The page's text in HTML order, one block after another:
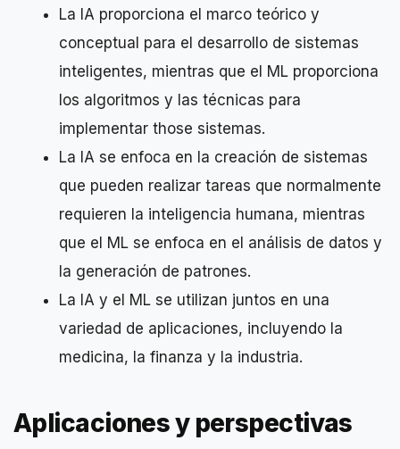
La IA proporciona el marco teórico y
conceptual para el desarrollo de sistemas
inteligentes, mientras que el ML proporciona
los algoritmos y las técnicas para
implementar those sistemas.
La IA se enfoca en la creación de sistemas
que pueden realizar tareas que normalmente
requieren la inteligencia humana, mientras
que el ML se enfoca en el análisis de datos y
la generación de patrones.
La IA y el ML se utilizan juntos en una
variedad de aplicaciones, incluyendo la
medicina, la finanza y la industria.
Aplicaciones y perspectivas